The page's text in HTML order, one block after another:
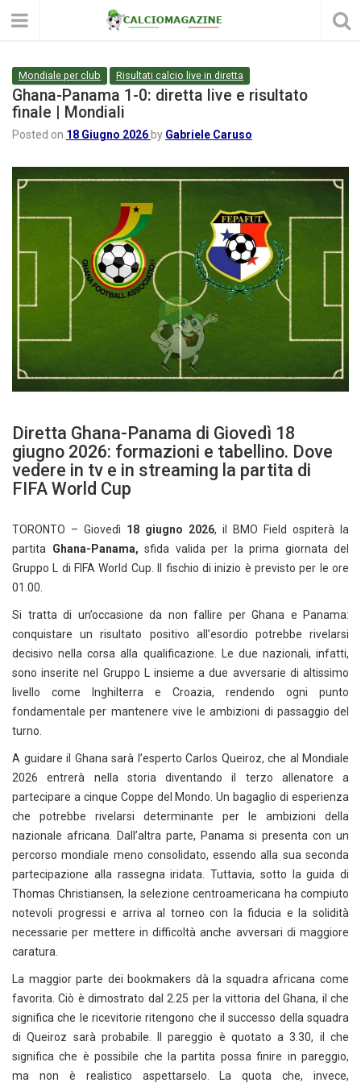
Mondiale per club Risultati calcio live in diretta
Ghana-Panama 1-0: diretta live e risultato
finale | Mondiali
Posted on 18 Giugno 2026 by Gabriele Caruso
Diretta Ghana-Panama di Giovedì 18
giugno 2026: formazioni e tabellino. Dove
vedere in tv e in streaming la partita di
FIFA World Cup
TORONTO – Giovedì 18 giugno 2026, il BMO Field ospiterà la
partita Ghana-Panama, sfida valida per la prima giornata del
Gruppo L di FIFA World Cup. Il fischio di inizio è previsto per le ore
01.00.
Si tratta di un’occasione da non fallire per Ghana e Panama:
conquistare un risultato positivo all’esordio potrebbe rivelarsi
decisivo nella corsa alla qualificazione. Le due nazionali, infatti,
sono inserite nel Gruppo L insieme a due avversarie di altissimo
livello come Inghilterra e Croazia, rendendo ogni punto
fondamentale per mantenere vive le ambizioni di passaggio del
turno.
A guidare il Ghana sarà l’esperto Carlos Queiroz, che al Mondiale
2026 entrerà nella storia diventando il terzo allenatore a
partecipare a cinque Coppe del Mondo. Un bagaglio di esperienza
che potrebbe rivelarsi determinante per le ambizioni della
nazionale africana. Dall’altra parte, Panama si presenta con un
percorso mondiale meno consolidato, essendo alla sua seconda
partecipazione alla rassegna iridata. Tuttavia, sotto la guida di
Thomas Christiansen, la selezione centroamericana ha compiuto
notevoli progressi e arriva al torneo con la fiducia e la solidità
necessarie per mettere in difficoltà anche avversari di maggiore
caratura.
La maggior parte dei bookmakers dà la squadra africana come
favorita. Ciò è dimostrato dal 2.25 per la vittoria del Ghana, il che
significa che le ricevitorie ritengono che il successo della squadra
di Queiroz sarà probabile. Il pareggio è quotato a 3.30, il che
significa che è possibile che la partita possa finire in pareggio,
ma non è realistico aspettarselo. La quota che, invece,